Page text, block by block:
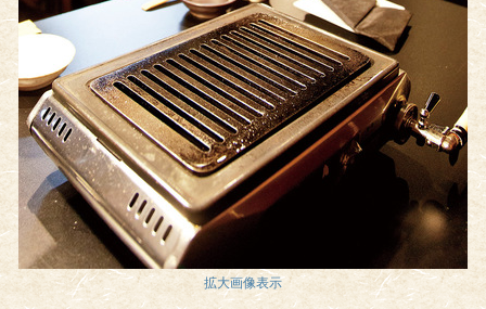
拡大画像表示